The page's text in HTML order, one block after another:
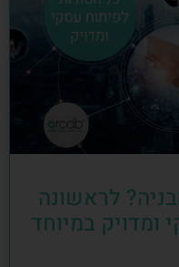
לראשונה
ומדויק במיוחד